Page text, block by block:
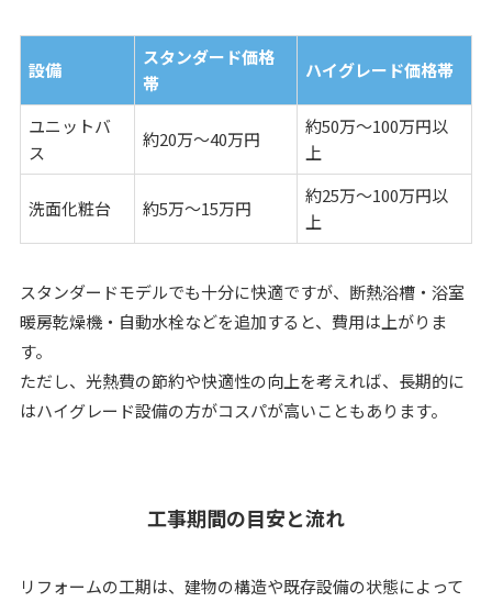
設備
スタンダード価格
帯
ハイグレード価格帯
ユニットバ
ス
約20万〜40万円
約50万〜100万円以
上
洗面化粧台 約5万〜15万円
約25万〜100万円以
上
スタンダードモデルでも十分に快適ですが、断熱浴槽・浴室
暖房乾燥機・自動水栓などを追加すると、費用は上がりま
す。
ただし、光熱費の節約や快適性の向上を考えれば、長期的に
はハイグレード設備の方がコスパが高いこともあります。
工事期間の目安と流れ
リフォームの工期は、建物の構造や既存設備の状態によって